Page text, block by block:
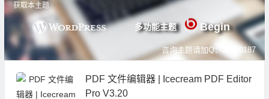
获取本主题
咨询主题请加Q：39070187
多功能主题 Begin
PDF 文件编辑器 | Icecream PDF Editor
Pro V3.20